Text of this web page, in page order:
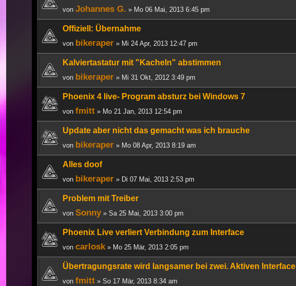
von Johannes G. » Mo 06 Mai, 2013 6:45 pm
Offiziell: Übernahme
von bikeraper » Mi 24 Apr, 2013 12:47 pm
Kalviertastatur mit "Kacheln" abstimmen
von bikeraper » Mi 31 Okt, 2012 3:49 pm
Phoenix 4 live- Program absturz bei Windows 7
von fmitt » Mo 21 Jan, 2013 12:54 pm
Update aber nicht das gemacht was ich brauche
von bikeraper » Mo 08 Apr, 2013 8:19 am
Alles doof
von bikeraper » Di 07 Mai, 2013 2:53 pm
Problem mit Treiber
von Sonny» Sa 25 Mai, 2013 3:00 pm
Phoenix Live verliert Verbindung zum Interface
von carlosk » Mo 25 Mär, 2013 2:05 pm
Übertragungsrate wird langsamer bei zwei. Aktiven Interface
von fmitt » So 17 Mär, 2013 8:34 am